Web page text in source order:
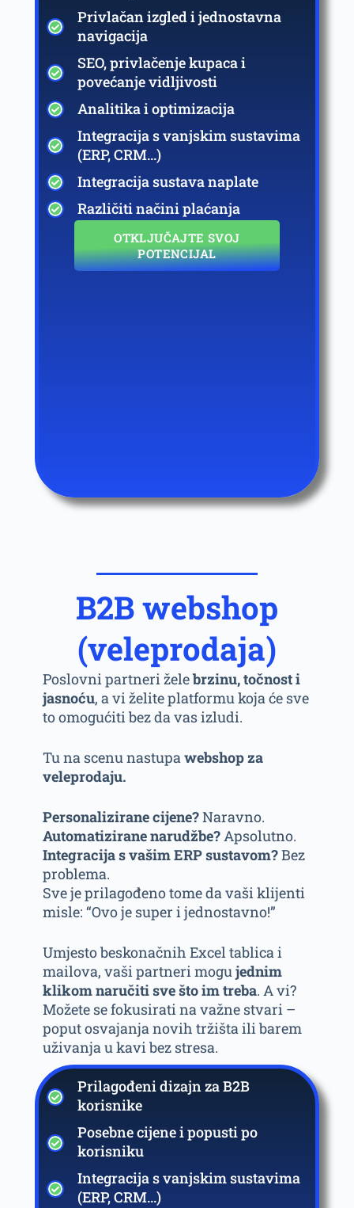
Privlačan izgled i jednostavna
navigacija
SEO, privlačenje kupaca i
povećanje vidljivosti
Analitika i optimizacija
Integracija s vanjskim sustavima
(ERP, CRM...)
Integracija sustava naplate
Različiti načini plaćanja
OTKLJUČAJTE SVOJ
POTENCIJAL
B2B webshop
(veleprodaja)
Poslovni partneri želebrzinu, točnost i
jasnoću, a vi želite platformu koja će sve
to omogućiti bez da vas izludi.
Tu na scenu nastupawebshop za
veleprodaju.
Personalizirane cijene?Naravno.
Automatizirane narudžbe?Apsolutno.
Integracija s vašim ERP sustavom?Bez
problema.
Sve je prilagođeno tome da vaši klijenti
misle: “Ovo je super i jednostavno!”
Umjesto beskonačnih Excel tablica i
mailova, vaši partneri mogujednim
klikom naručiti sve što im treba. A vi?
Možete se fokusirati na važne stvari –
poput osvajanja novih tržišta ili barem
uživanja u kavi bez stresa.
Prilagođeni dizajn za B2B
korisnike
Posebne cijene i popusti po
korisniku
Integracija s vanjskim sustavima
(ERP, CRM...)